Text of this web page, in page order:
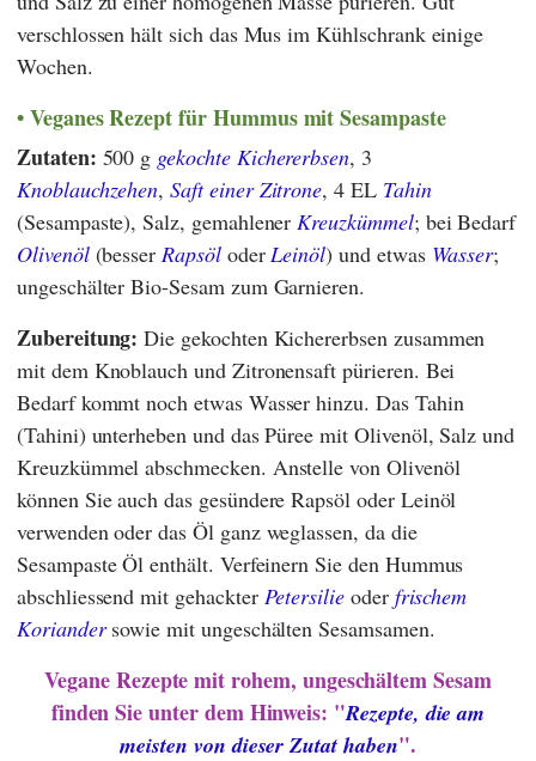
verschlossen hält sich das Mus im Kühlschrank einige
Wochen.
Veganes Rezept für Hummus mit Sesampaste
Zutaten: 500 g gekochte Kichererbsen, 3
Knoblauchzehen,Saft einer Zitrone, 4 EL Tahin
(Sesampaste), Salz, gemahlener Kreuzkümmel; bei Bedarf
Olivenöl(besser Rapsöloder Leinöl) und etwas Wasser;
ungeschälter Bio-Sesam zum Garnieren.
Zubereitung: Die gekochten Kichererbsen zusammen
mit dem Knoblauch und Zitronensaft pürieren. Bei
Bedarf kommt noch etwas Wasser hinzu. Das Tahin
(Tahini) unterheben und das Püree mit Olivenöl, Salz und
Kreuzkümmel abschmecken. Anstelle von Olivenöl
können Sie auch das gesündere Rapsöl oder Leinöl
verwenden oder das Öl ganz weglassen, da die
Sesampaste Öl enthält. Verfeinern Sie den Hummus
abschliessend mit gehackter Petersilieoder frischem
Koriandersowie mit ungeschälten Sesamsamen.
Vegane Rezepte mit rohem, ungeschältem Sesam
finden Sie unter dem Hinweis: "Rezepte, die am
meisten von dieser Zutat haben".